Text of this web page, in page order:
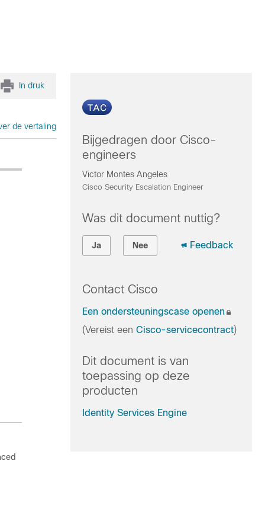
In druk
de vertaling
Bijgedragen door Cisco-
engineers
Victor Montes Angeles
Cisco Security Escalation Engineer
Was dit document nuttig?
Ja Nee Feedback
Contact Cisco
Een ondersteuningscase openen
(Vereist een Cisco-servicecontract)
Dit document is van
toepassing op deze
producten
Identity Services Engine